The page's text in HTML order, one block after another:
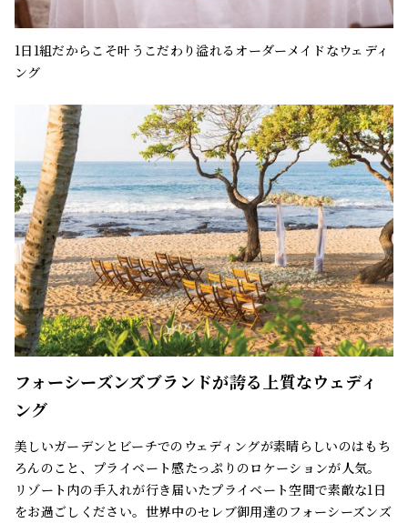
1日1組だからこそ叶うこだわり溢れるオーダーメイドなウェディ
ング
フォーシーズンズブランドが誇る上質なウェディ
ング
美しいガーデンとビーチでのウェディングが素晴らしいのはもち
ろんのこと、プライベート感たっぷりのロケーションが人気。
リゾート内の手入れが行き届いたプライベート空間で素敵な1日
をお過ごしください。世界中のセレブ御用達のフォーシーズンズ